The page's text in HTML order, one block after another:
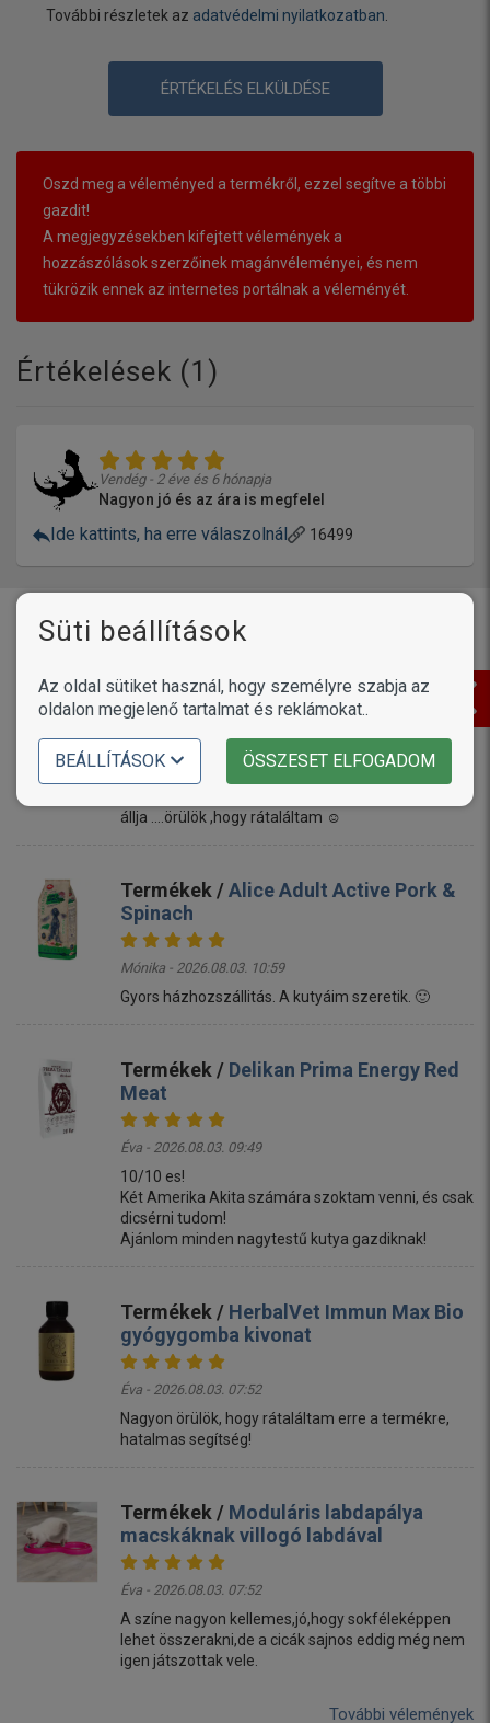
További részletek az adatvédelmi nyilatkozatban.
ÉRTÉKELÉS ELKÜLDÉSE
Oszd meg a véleményed a termékről, ezzel segítve a többi
gazdit!
A megjegyzésekben kifejtett vélemények a
hozzászólások szerzőinek magánvéleményei, és nem
tükrözik ennek az internetes portálnak a véleményét.
Értékelések (1 )
Vendég - 2 éve és 6 hónapja
Nagyon jó és az ára is megfelel
Ide kattints, ha erre válaszolnál 16499
Vásárlóink írták
Termékek /Petosan ujjra húzható
fogtisztító kendő
Linda - 2026.08.03. 11:17
állja ....örülök ,hogy rátaláltam ☺️
Termékek /Alice Adult Active Pork &
Spinach
Mónika - 2026.08.03. 10:59
Gyors házhozszállitás. A kutyáim szeretik. 🙂
Termékek / Delikan Prima Energy Red
Meat
Éva - 2026.08.03. 09:49
10/10 es!
Két Amerika Akita számára szoktam venni, és csak
dicsérni tudom!
Ajánlom minden nagytestű kutya gazdiknak!
Termékek / HerbalVet Immun Max Bio
gyógygomba kivonat
Éva - 2026.08.03. 07:52
Nagyon örülök, hogy rátaláltam erre a termékre,
hatalmas segítség!
Termékek / Moduláris labdapálya
macskáknak villogó labdával
Éva - 2026.08.03. 07:52
A színe nagyon kellemes,jó,hogy sokféleképpen
lehet összerakni,de a cicák sajnos eddig még nem
igen játszottak vele.
További vélemények
Süti beállítások
Az oldal sütiket használ, hogy személyre szabja az
oldalon megjelenő tartalmat és reklámokat..
BEÁLLÍTÁSOK ÖSSZESET ELFOGADOM